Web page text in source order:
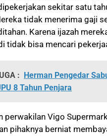
sekitar satu
tidak menerima gaji
Karena ijazah
tidak bisa mencari
: Herman Pengedar
8 Tahun Penjara
perwakilan Vigo
pihaknya berniat